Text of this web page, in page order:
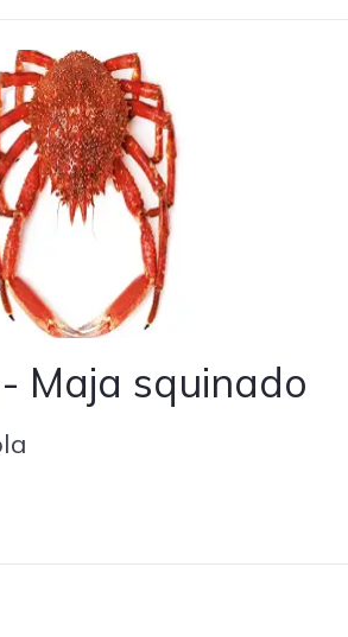
Maja squinado